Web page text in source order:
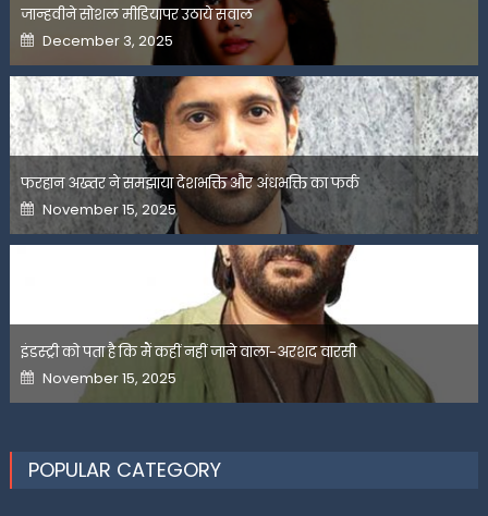
जान्हवीने सोशल मीडियापर उठाये सवाल
Posted
on
December 3, 2025
फरहान अख्तर ने समझाया देशभक्ति और अंधभक्ति का फर्क
Posted
on
November 15, 2025
इंडस्ट्री को पता है कि मैं कहीं नहीं जाने वाला-अरशद वारसी
Posted
on
November 15, 2025
POPULAR CATEGORY